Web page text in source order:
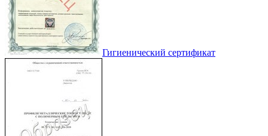
Гигиенический сертификат